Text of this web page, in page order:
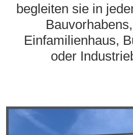
begleiten sie in
Einfamilienhaus,
oder